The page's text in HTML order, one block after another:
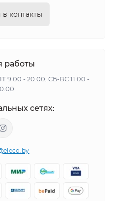
контакты
работы
- 20.00, СБ-ВС 11.00 -
сетях: